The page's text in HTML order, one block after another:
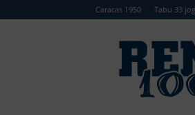
Caracas 1950 Tabu 33